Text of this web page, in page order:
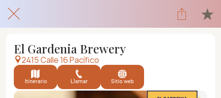
El Gardenia Brewery
2415 Calle 16 Pacífico
Itinerario Llamar Sitio web